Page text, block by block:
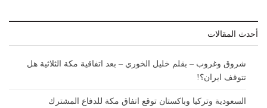
أحدث المقالات
شروق وغروب – بقلم خليل الخوري – بعد اتفاقية مكة الثلاثية هل
تتوقف ايران؟!
السعودية وتركيا وباكستان توقع اتفاق مكة للدفاع المشترك